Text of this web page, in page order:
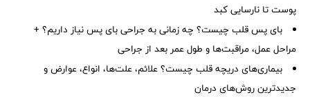
پوست تا نارسایی کبد
بای پس قلب چیست؟ چه زمانی به جراحی بای پس نیاز داریم؟ +
مراحل عمل، مراقبت‌ها و طول عمر بعد از جراحی
بیماری‌های دریچه قلب چیست؟ علائم، علت‌ها، انواع، عوارض و
جدیدترین روش‌های درمان